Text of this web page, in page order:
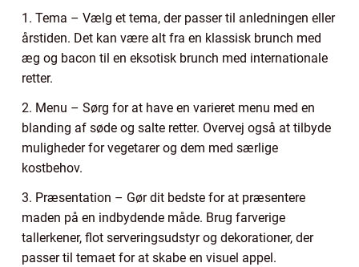
1. Tema – Vælg et tema, der passer til anledningen eller
årstiden. Det kan være alt fra en klassisk brunch med
æg og bacon til en eksotisk brunch med internationale
retter.
2. Menu – Sørg for at have en varieret menu med en
blanding af søde og salte retter. Overvej også at tilbyde
muligheder for vegetarer og dem med særlige
kostbehov.
3. Præsentation – Gør dit bedste for at præsentere
maden på en indbydende måde. Brug farverige
tallerkener, flot serveringsudstyr og dekorationer, der
passer til temaet for at skabe en visuel appel.